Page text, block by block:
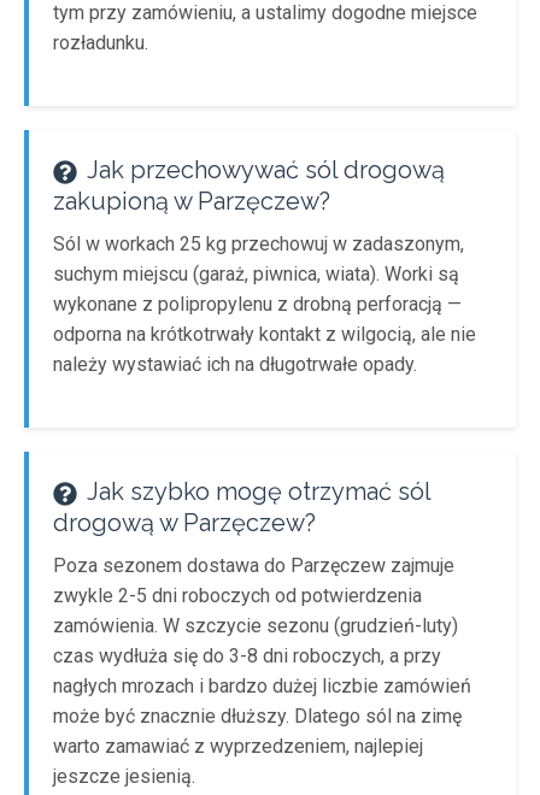
tym przy zamówieniu, a ustalimy dogodne miejsce
rozładunku.
Jak przechowywać sól drogową
zakupioną w Parzęczew?
Sól w workach 25 kg przechowuj w zadaszonym,
suchym miejscu (garaż, piwnica, wiata). Worki są
wykonane z polipropylenu z drobną perforacją —
odporna na krótkotrwały kontakt z wilgocią, ale nie
należy wystawiać ich na długotrwałe opady.
Jak szybko mogę otrzymać sól
drogową w Parzęczew?
Poza sezonem dostawa do Parzęczew zajmuje
zwykle 2-5 dni roboczych od potwierdzenia
zamówienia. W szczycie sezonu (grudzień-luty)
czas wydłuża się do 3-8 dni roboczych, a przy
nagłych mrozach i bardzo dużej liczbie zamówień
może być znacznie dłuższy. Dlatego sól na zimę
warto zamawiać z wyprzedzeniem, najlepiej
jeszcze jesienią.